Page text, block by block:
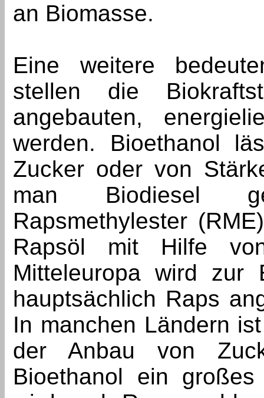
an Biomasse.
Eine weitere
stellen die
angebauten,
werden. Bioethanol
Zucker oder von
man Biodiesel
Rapsmethylester
Rapsöl mit Hilfe
Mitteleuropa wird zur
hauptsächlich Raps
In manchen Ländern
der Anbau von
Bioethanol ein